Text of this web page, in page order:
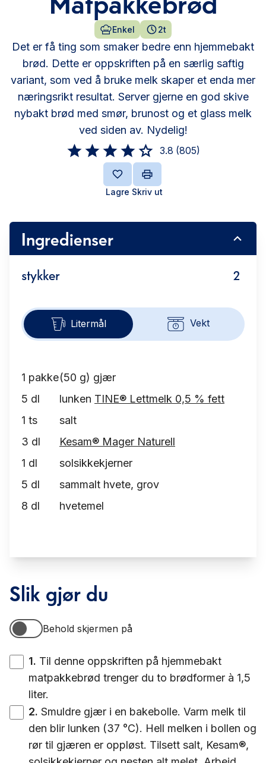
Enkel 2t
Det er få ting som smaker bedre enn hjemmebakt
brød. Dette er oppskriften på en særlig saftig
variant, som ved å bruke melk skaper et enda mer
næringsrikt resultat. Server gjerne en god skive
nybakt brød med smør, brunost og et glass melk
ved siden av. Nydelig!
3.8 (805)
Lagre Skriv ut
Ingredienser
stykker 2
Litermål Vekt
1 pakke(50 g) gjær
5 dl lunken TINE® Lettmelk 0,5 % fett
1 ts
salt
3 dl
Kesam® Mager Naturell
1 dl
solsikkekjerner
5 dl
sammalt hvete, grov
8 dl hvetemel
Slik gjør du
Behold skjermen på
Behold skjermen på
1. Til denne oppskriften på hjemmebakt
matpakkebrød trenger du to brødformer à 1,5
liter.
2. Smuldre gjær i en bakebolle. Varm melk til
den blir lunken (37 °C). Hell melken i bollen og
rør til gjæren er oppløst. Tilsett salt, Kesam®,